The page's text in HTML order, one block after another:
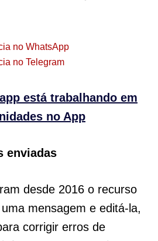
no WhatsApp
no Telegram
está trabalhando em
no App
enviadas
desde 2016 o recurso
mensagem e editá-la,
corrigir erros de